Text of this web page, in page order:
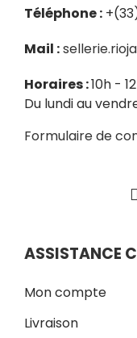
Téléphone :
Mail :
Horaires :10h -
Du lundi au
Formulaire de
ASSISTANCE
Mon compte
Livraison